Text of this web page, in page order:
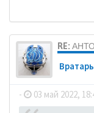
RE:
Вратарь
- 03 май 2022,